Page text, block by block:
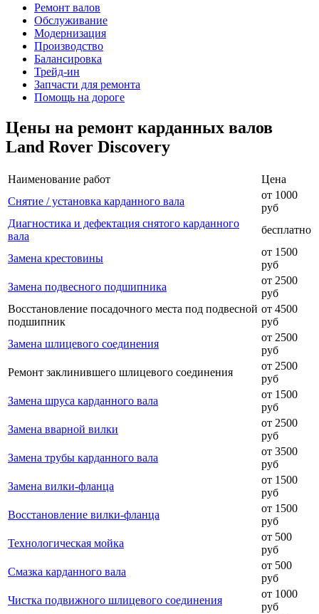
Ремонт валов
Обслуживание
Модернизация
Производство
Балансировка
Трейд-ин
Запчасти для ремонта
Помощь на дороге
Цены на ремонт карданных валов
Land Rover Discovery
Наименование работ
Цена
Снятие / установка карданного вала
от 1000
руб
Диагностика и дефектация снятого карданного
вала
бесплатно
Замена крестовины
от 1500
руб
Замена подвесного подшипника
от 2500
руб
Восстановление посадочного места под подвесной
подшипник
от 4500
руб
Замена шлицевого соединения
от 2500
руб
Ремонт заклинившего шлицевого соединения
от 2500
руб
Замена шруса карданного вала
от 1500
руб
Замена вварной вилки
от 2500
руб
Замена трубы карданного вала
от 3500
руб
Замена вилки-фланца
от 1500
руб
Восстановление вилки-фланца
от 1500
руб
Технологическая мойка
от 500
руб
Смазка карданного вала
от 500
руб
Чистка подвижного шлицевого соединения
от 1000
руб